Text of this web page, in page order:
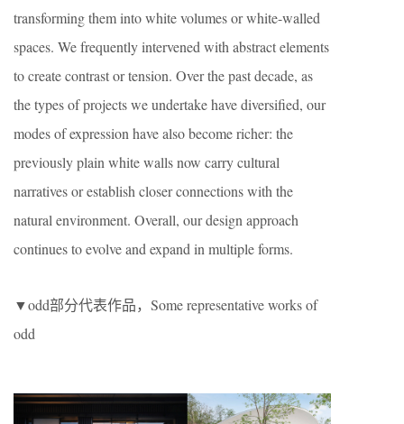
transforming them into white volumes or white-walled
spaces. We frequently intervened with abstract elements
to create contrast or tension. Over the past decade, as
the types of projects we undertake have diversified, our
modes of expression have also become richer: the
previously plain white walls now carry cultural
narratives or establish closer connections with the
natural environment. Overall, our design approach
continues to evolve and expand in multiple forms.
▼odd部分代表作品，Some representative works of
odd